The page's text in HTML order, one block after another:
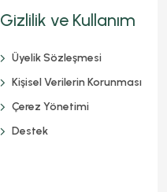
Gizlilik ve Kullanım
Üyelik Sözleşmesi
Kişisel Verilerin Korunması
Çerez Yönetimi
Destek